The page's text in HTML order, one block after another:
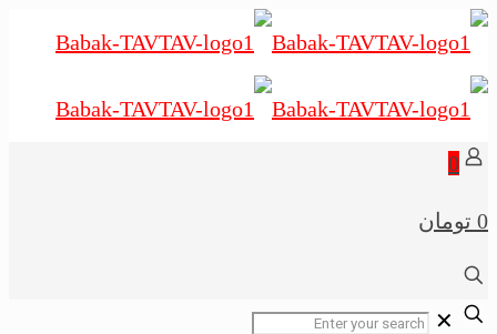
0
0 تومان
✕